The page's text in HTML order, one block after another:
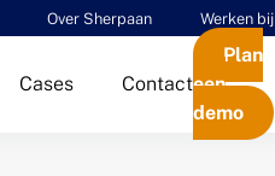
Over Sherpaan Werken bij
Cases Contact
Plan
een
demo